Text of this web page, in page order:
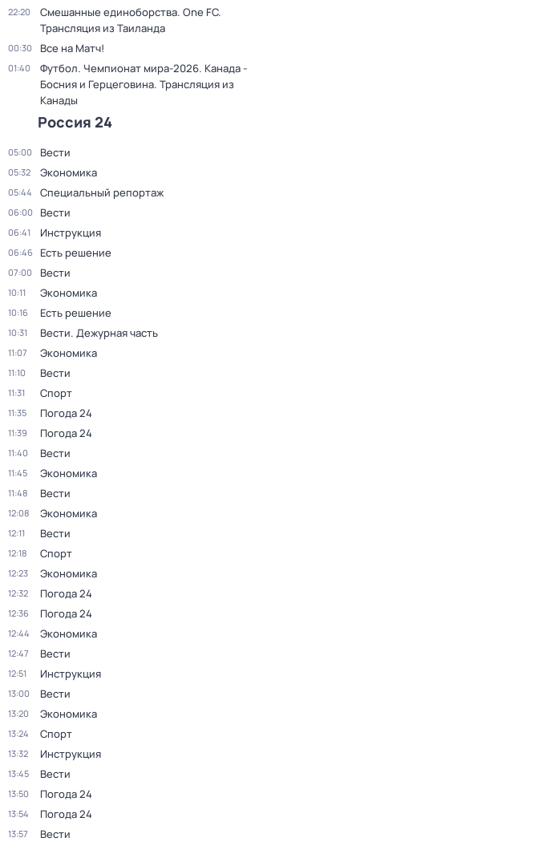
22:20
Смешанные единоборства. One FC.
Трансляция из Таиланда
00:30 Все на Матч!
01:40
Футбол. Чемпионат мира-2026. Канада -
Босния и Герцеговина. Трансляция из
Канады
Россия 24
05:00 Вести
05:32 Экономика
05:44 Специальный репортаж
06:00 Вести
06:41 Инструкция
06:46 Есть решение
07:00 Вести
10:11 Экономика
10:16 Есть решение
10:31 Вести. Дежурная часть
11:07 Экономика
11:10 Вести
11:31 Спорт
11:35 Погода 24
11:39 Погода 24
11:40 Вести
11:45 Экономика
11:48 Вести
12:08 Экономика
12:11 Вести
12:18 Спорт
12:23 Экономика
12:32 Погода 24
12:36 Погода 24
12:44 Экономика
12:47 Вести
12:51 Инструкция
13:00 Вести
13:20 Экономика
13:24 Спорт
13:32 Инструкция
13:45 Вести
13:50 Погода 24
13:54 Погода 24
13:57 Вести